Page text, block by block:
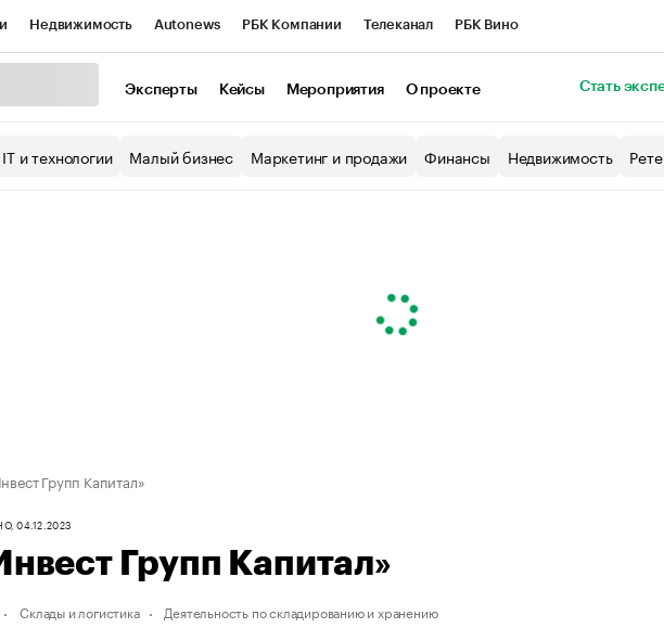
Недвижимость Autonews РБК Компании Телеканал РБК Вино
Экономика Бизнес
Эксперты Кейсы Мероприятия О проекте Стать
IT и технологии Малый бизнес Маркетинг и продажи Финансы Недвижимость
Групп Капитал»
04.12.2023
Групп Капитал»
Склады и логистика Деятельность по складированию и хранению